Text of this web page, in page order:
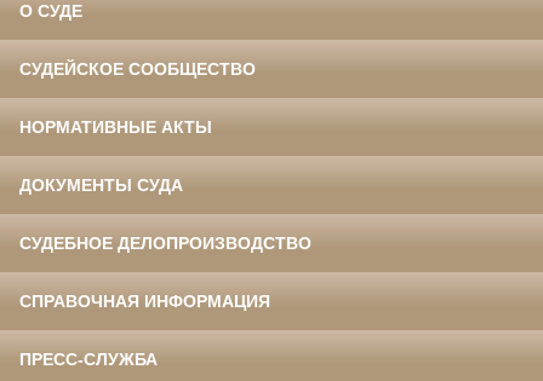
О СУДЕ
СУДЕЙСКОЕ СООБЩЕСТВО
НОРМАТИВНЫЕ АКТЫ
ДОКУМЕНТЫ СУДА
СУДЕБНОЕ ДЕЛОПРОИЗВОДСТВО
СПРАВОЧНАЯ ИНФОРМАЦИЯ
ПРЕСС-СЛУЖБА